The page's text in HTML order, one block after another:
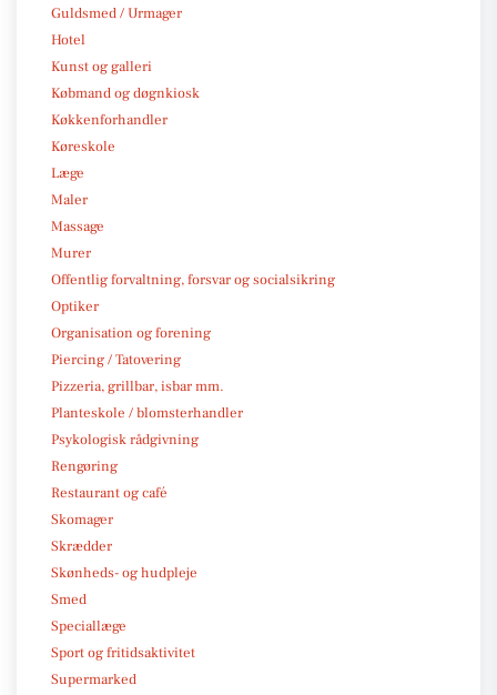
Guldsmed / Urmager
Hotel
Kunst og galleri
Købmand og døgnkiosk
Køkkenforhandler
Køreskole
Læge
Maler
Massage
Murer
Offentlig forvaltning, forsvar og socialsikring
Optiker
Organisation og forening
Piercing / Tatovering
Pizzeria, grillbar, isbar mm.
Planteskole / blomsterhandler
Psykologisk rådgivning
Rengøring
Restaurant og café
Skomager
Skrædder
Skønheds- og hudpleje
Smed
Speciallæge
Sport og fritidsaktivitet
Supermarked